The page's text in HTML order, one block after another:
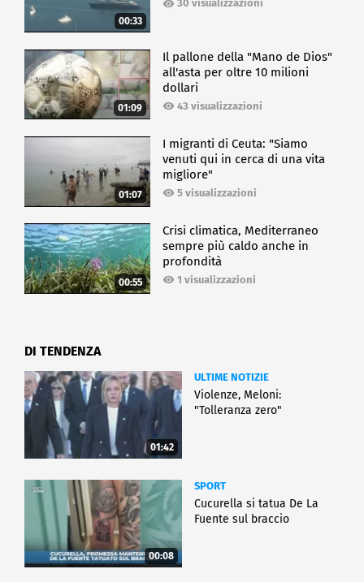
00:33
30 visualizzazioni
01:09
Il pallone della "Mano de Dios"
all'asta per oltre 10 milioni
dollari
43 visualizzazioni
01:07
I migranti di Ceuta: "Siamo
venuti qui in cerca di una vita
migliore"
5 visualizzazioni
00:55
Crisi climatica, Mediterraneo
sempre più caldo anche in
profondità
1 visualizzazioni
DI TENDENZA
01:42
ULTIME NOTIZIE
Violenze, Meloni:
"Tolleranza zero"
00:08
SPORT
Cucurella si tatua De La
Fuente sul braccio